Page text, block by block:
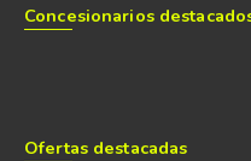
Concesionarios
Ofertas destacadas